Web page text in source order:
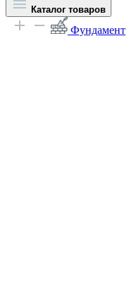
Каталог товаров
Фундамент